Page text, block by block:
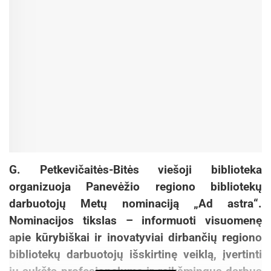
G. Petkevičaitės-Bitės viešoji biblioteka
organizuoja Panevėžio regiono bibliotekų
darbuotojų Metų nominaciją „Ad astra“.
Nominacijos tikslas – informuoti visuomenę
apie kūrybiškai ir inovatyviai dirbančių regiono
bibliotekų darbuotojų išskirtinę veiklą, įvertinti